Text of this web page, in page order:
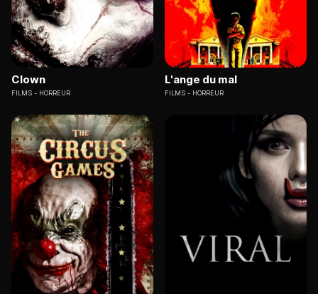
Clown
FILMS HORREUR
L'ange du mal
FILMS HORREUR